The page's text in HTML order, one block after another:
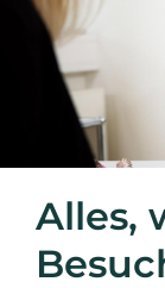
Alles,
Ihr OP-Tag
Nach der